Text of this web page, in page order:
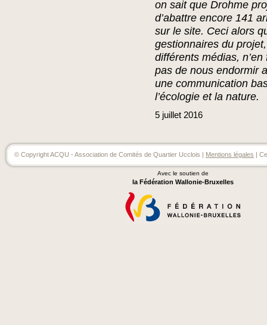
on sait que Drohme
d’abattre encore 141
sur le site. Ceci alors
gestionnaires du
différents médias, n’en
pas de nous endormir
une communication
l’écologie et la nature.
5 juillet 2016
© Copyright ACQU - Association de Comités de Quartier Ucclois | Mentions légales |
Avec le soutien de
la Fédération Wallonie-Bruxelles